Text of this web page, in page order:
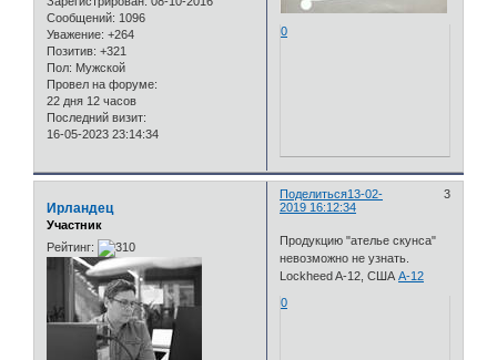
Сообщений: 1096
Уважение: +264
Позитив: +321
Пол: Мужской
Провел на форуме:
22 дня 12 часов
Последний визит:
16-05-2023 23:14:34
0
Поделиться 3
13-02-
2019 16:12:34
Ирландец
Участник
Рейтинг:
Продукцию "ателье скунса"
невозможно не узнать.
Lockheed A-12, СШАА-12
0